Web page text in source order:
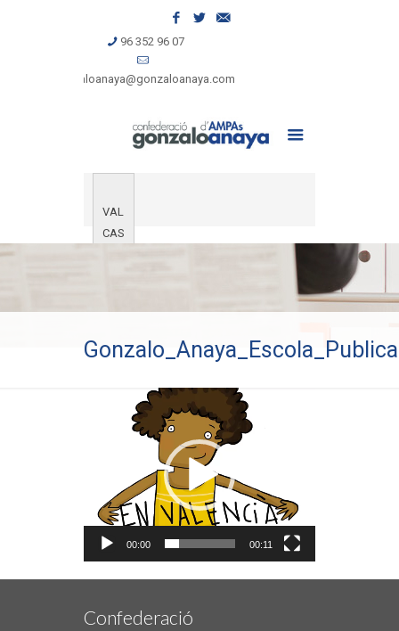
96 352 96 07
gonzaloanaya@gonzaloanaya.com
VAL
CAS
Gonzalo_Anaya_Escola_Publica
Reproductor
00:00 00:11
Confederació